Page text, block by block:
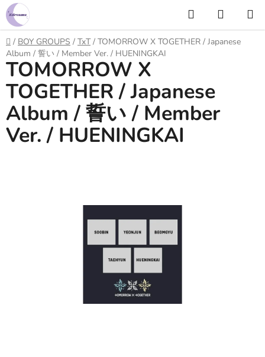
Prejsť
na
obsah
Hľadať
KOŠÍK
Domov
/ BOY GROUPS / TxT / TOMORROW X TOGETHER / Japanese
Album / 誓い / Member Ver. / HUENINGKAI
TOMORROW X
TOGETHER / Japanese
Album / 誓い / Member
Ver. / HUENINGKAI